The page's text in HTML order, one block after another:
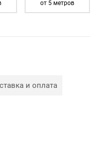
от 5 метров
и оплата